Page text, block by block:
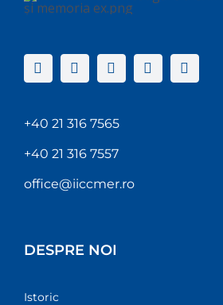
+40 21 316 7565
+40 21 316 7557
office@iiccmer.ro
DESPRE NOI
Istoric